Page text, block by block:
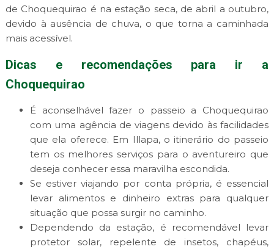
de Choquequirao é na estação seca, de abril a outubro,
devido à ausência de chuva, o que torna a caminhada
mais acessível.
Dicas e recomendações para ir a
Choquequirao
É aconselhável fazer o passeio a Choquequirao
com uma agência de viagens devido às facilidades
que ela oferece. Em Illapa, o itinerário do passeio
tem os melhores serviços para o aventureiro que
deseja conhecer essa maravilha escondida.
Se estiver viajando por conta própria, é essencial
levar alimentos e dinheiro extras para qualquer
situação que possa surgir no caminho.
Dependendo da estação, é recomendável levar
protetor solar, repelente de insetos, chapéus,